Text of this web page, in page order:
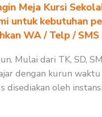
Meja Kursi
untuk kebutuhan
WA / Telp /
Mulai dari TK, SD,
dengan kurun
oleh